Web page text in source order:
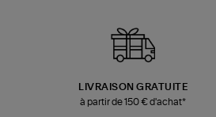
LIVRAISON GRATUITE
à partir de 150 € d'achat*